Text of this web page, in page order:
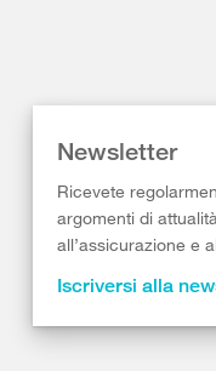
Newsletter
Ricevete
argomenti di
all’assicurazione e
Iscriversi alla